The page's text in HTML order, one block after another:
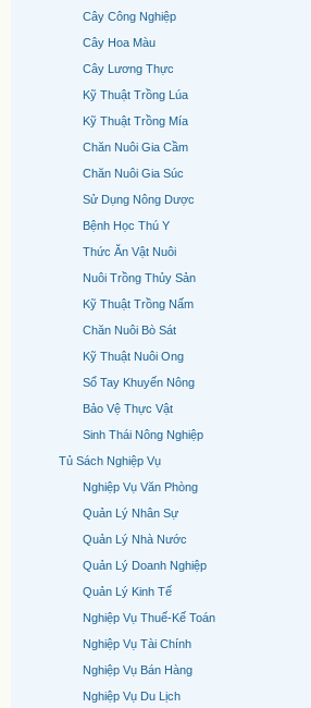
Cây Công Nghiệp
Cây Hoa Màu
Cây Lương Thực
Kỹ Thuật Trồng Lúa
Kỹ Thuật Trồng Mía
Chăn Nuôi Gia Cầm
Chăn Nuôi Gia Súc
Sử Dụng Nông Dược
Bệnh Học Thú Y
Thức Ăn Vật Nuôi
Nuôi Trồng Thủy Sản
Kỹ Thuật Trồng Nấm
Chăn Nuôi Bò Sát
Kỹ Thuật Nuôi Ong
Sổ Tay Khuyến Nông
Bảo Vệ Thực Vật
Sinh Thái Nông Nghiệp
Tủ Sách Nghiệp Vụ
Nghiệp Vụ Văn Phòng
Quản Lý Nhân Sự
Quản Lý Nhà Nước
Quản Lý Doanh Nghiệp
Quản Lý Kinh Tế
Nghiệp Vụ Thuế-Kế Toán
Nghiệp Vụ Tài Chính
Nghiệp Vụ Bán Hàng
Nghiệp Vụ Du Lịch